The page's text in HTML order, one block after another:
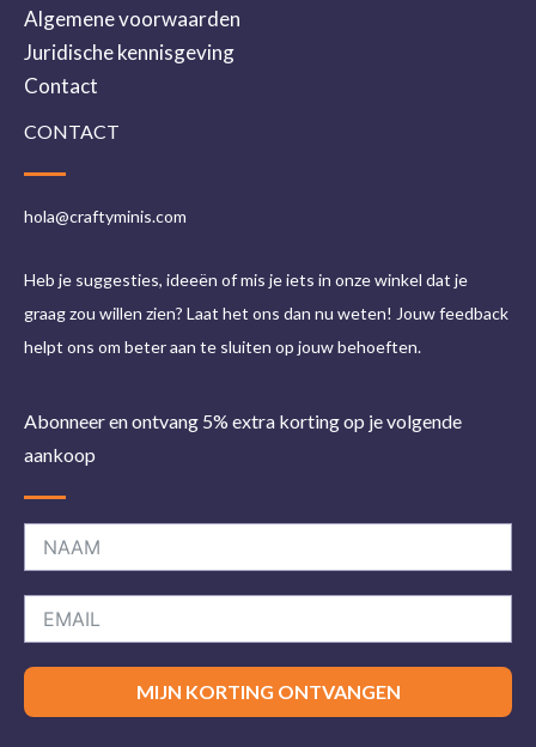
Algemene voorwaarden
Juridische kennisgeving
Contact
CONTACT
hola@craftyminis.com
Heb je suggesties, ideeën of mis je iets in onze winkel dat je
graag zou willen zien? Laat het ons dan nu weten! Jouw feedback
helpt ons om beter aan te sluiten op jouw behoeften.
Abonneer en ontvang 5% extra korting op je volgende
aankoop
MIJN KORTING ONTVANGEN